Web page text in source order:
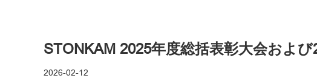
STONKAM 2025年度総括表彰大会およ
2026-02-12